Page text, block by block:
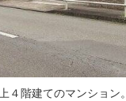
４階建てのマンショ